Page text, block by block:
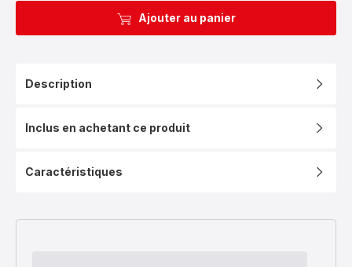
Ajouter au panier
Description
Inclus en achetant ce produit
Caractéristiques